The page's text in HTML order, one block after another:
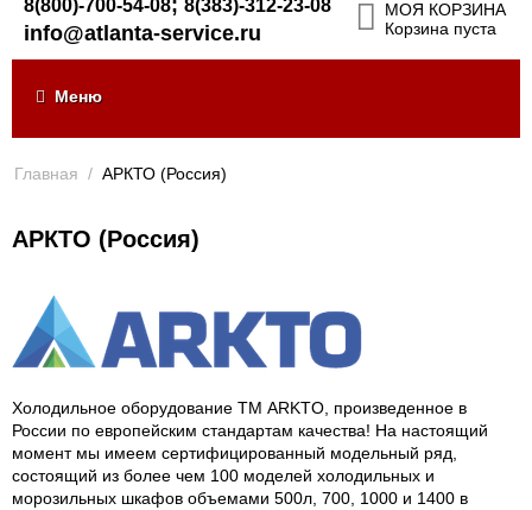
8(800)-700-54-08; 8(383)-312-23-08
info@atlanta-service.ru
МОЯ КОРЗИНА
Корзина пуста
Меню
Главная / АРКТО (Россия)
АРКТО (Россия)
Холодильное оборудование ТМ ARKTO, произведенное в
России по европейским стандартам качества! На настоящий
момент мы имеем сертифицированный модельный ряд,
состоящий из более чем 100 моделей холодильных и
морозильных шкафов объемами 500л, 700, 1000 и 1400 в